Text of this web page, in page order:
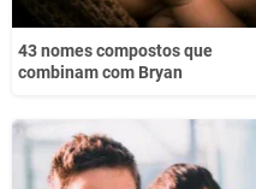
43 nomes compostos que
combinam com Bryan